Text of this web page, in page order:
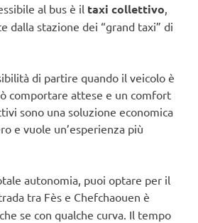
al bus è il taxi collettivo
dalla stazione dei “grand taxi” di
di partire quando il veicolo è
comportare attese e un comfort
sono una soluzione economica
e vuole un’esperienza più
autonomia, puoi optare per il
tra Fès e Chefchaouen è
se con qualche curva. Il tempo